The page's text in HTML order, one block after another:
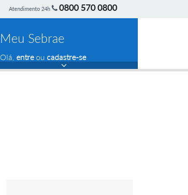
Atendimento 24h 0800 570 0800
Meu Sebrae
Olá, entreou cadastre-se